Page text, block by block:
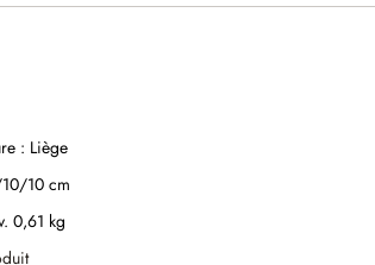
: Liège
10 cm
0,61 kg